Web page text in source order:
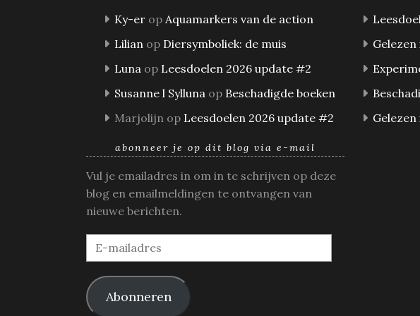
Ky-er op Aquamarkers van de action
Lilian op Diersymboliek: de muis
Luna op Leesdoelen 2026 update #2
Susanne l Sylluna op Beschadigde boeken
Marjolijn op Leesdoelen 2026 update #2
abonneer je op dit blog via e-mail
Vul je emailadres in om in te schrijven op deze
blog en emailmeldingen te ontvangen van
nieuwe berichten.
E-
mailadres
Abonneren